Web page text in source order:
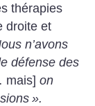
thérapies
droite et
n’avons
défense des
mais]on
».